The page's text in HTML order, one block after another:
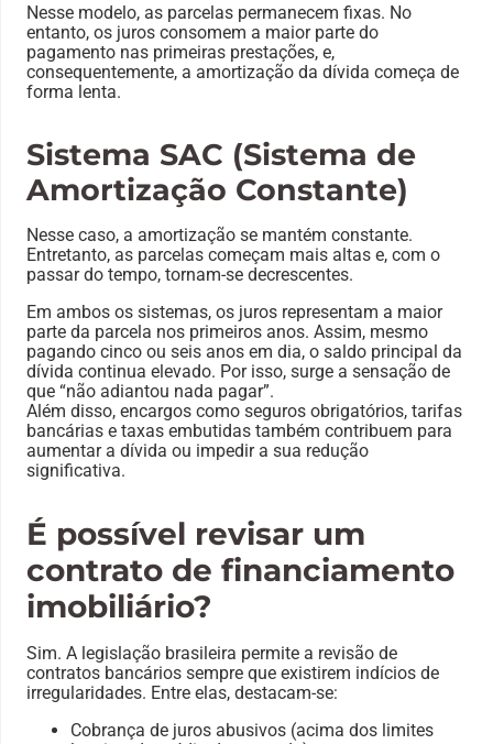
Nesse modelo, as parcelas permanecem fixas. No
entanto, os juros consomem a maior parte do
pagamento nas primeiras prestações, e,
consequentemente, a amortização da dívida começa de
forma lenta.
Sistema SAC (Sistema de
Amortização Constante)
Nesse caso, a amortização se mantém constante.
Entretanto, as parcelas começam mais altas e, com o
passar do tempo, tornam-se decrescentes.
Em ambos os sistemas, os juros representam a maior
parte da parcela nos primeiros anos. Assim, mesmo
pagando cinco ou seis anos em dia, o saldo principal da
dívida continua elevado. Por isso, surge a sensação de
que “não adiantou nada pagar”.
Além disso, encargos como seguros obrigatórios, tarifas
bancárias e taxas embutidas também contribuem para
aumentar a dívida ou impedir a sua redução
significativa.
É possível revisar um
contrato de financiamento
imobiliário?
Sim. A legislação brasileira permite a revisão de
contratos bancários sempre que existirem indícios de
irregularidades. Entre elas, destacam-se:
Cobrança de juros abusivos (acima dos limites